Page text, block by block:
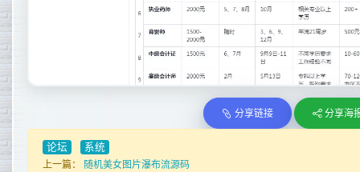
分享链接 分享海
论坛
系统
上一篇：
随机美女图片瀑布流源码